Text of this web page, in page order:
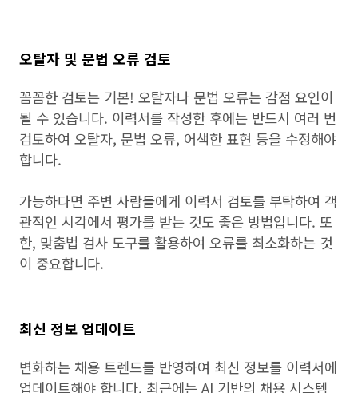
오탈자 및 문법 오류 검토
꼼꼼한 검토는 기본! 오탈자나 문법 오류는 감점 요인이
될 수 있습니다. 이력서를 작성한 후에는 반드시 여러 번
검토하여 오탈자, 문법 오류, 어색한 표현 등을 수정해야
합니다.
가능하다면 주변 사람들에게 이력서 검토를 부탁하여 객
관적인 시각에서 평가를 받는 것도 좋은 방법입니다. 또
한, 맞춤법 검사 도구를 활용하여 오류를 최소화하는 것
이 중요합니다.
최신 정보 업데이트
변화하는 채용 트렌드를 반영하여 최신 정보를 이력서에
업데이트해야 합니다. 최근에는 AI 기반의 채용 시스템